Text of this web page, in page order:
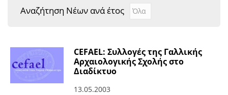
Αναζήτηση Νέων ανά έτος Αναζήτηση Νέων ανά
Year
CEFAEL: Συλλογές της Γαλλικής
Αρχαιολογικής Σχολής στο
Διαδίκτυο
13.05.2003